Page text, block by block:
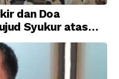
dan Doa
Syukur atas